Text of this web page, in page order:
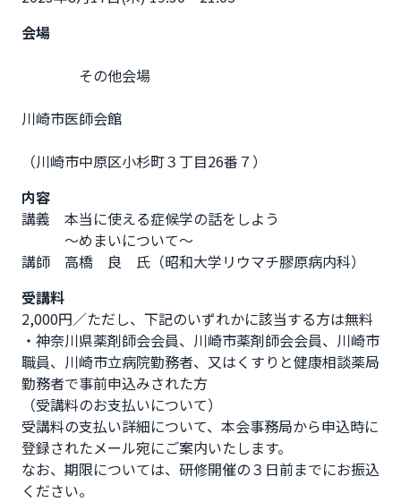
会場
川崎市医師会館
（川崎市中原区小杉町３丁目26番７）
内容
講義　本当に使える症候学の話をしよう
～めまいについて～
講師　高橋　良　氏（昭和大学リウマチ膠原病内科）
受講料
2,000円／ただし、下記のいずれかに該当する方は無料
・神奈川県薬剤師会会員、川崎市薬剤師会会員、川崎市
職員、川崎市立病院勤務者、又はくすりと健康相談薬局
勤務者で事前申込みされた方
（受講料のお支払いについて）
受講料の支払い詳細について、本会事務局から申込時に
登録されたメール宛にご案内いたします。
なお、期限については、研修開催の３日前までにお振込
ください。